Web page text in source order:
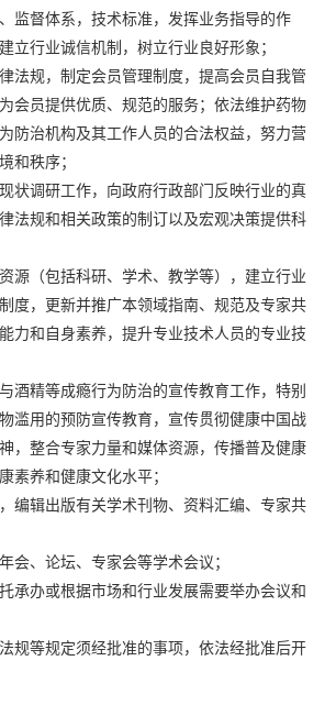
监督体系，技术标准，发挥业务指导的作
立行业诚信机制，树立行业良好形象；
法规，制定会员管理制度，提高会员自我管
会员提供优质、规范的服务；依法维护药物
防治机构及其工作人员的合法权益，努力营
和秩序；
状调研工作，向政府行政部门反映行业的真
法规和相关政策的制订以及宏观决策提供科
源（包括科研、学术、教学等），建立行业
度，更新并推广本领域指南、规范及专家共
力和自身素养，提升专业技术人员的专业技
酒精等成瘾行为防治的宣传教育工作，特别
滥用的预防宣传教育，宣传贯彻健康中国战
，整合专家力量和媒体资源，传播普及健康
素养和健康文化水平；
编辑出版有关学术刊物、资料汇编、专家共
会、论坛、专家会等学术会议；
承办或根据市场和行业发展需要举办会议和
规等规定须经批准的事项，依法经批准后开